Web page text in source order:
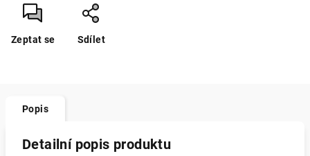
Zeptat se Sdílet
Popis
Detailní popis produktu